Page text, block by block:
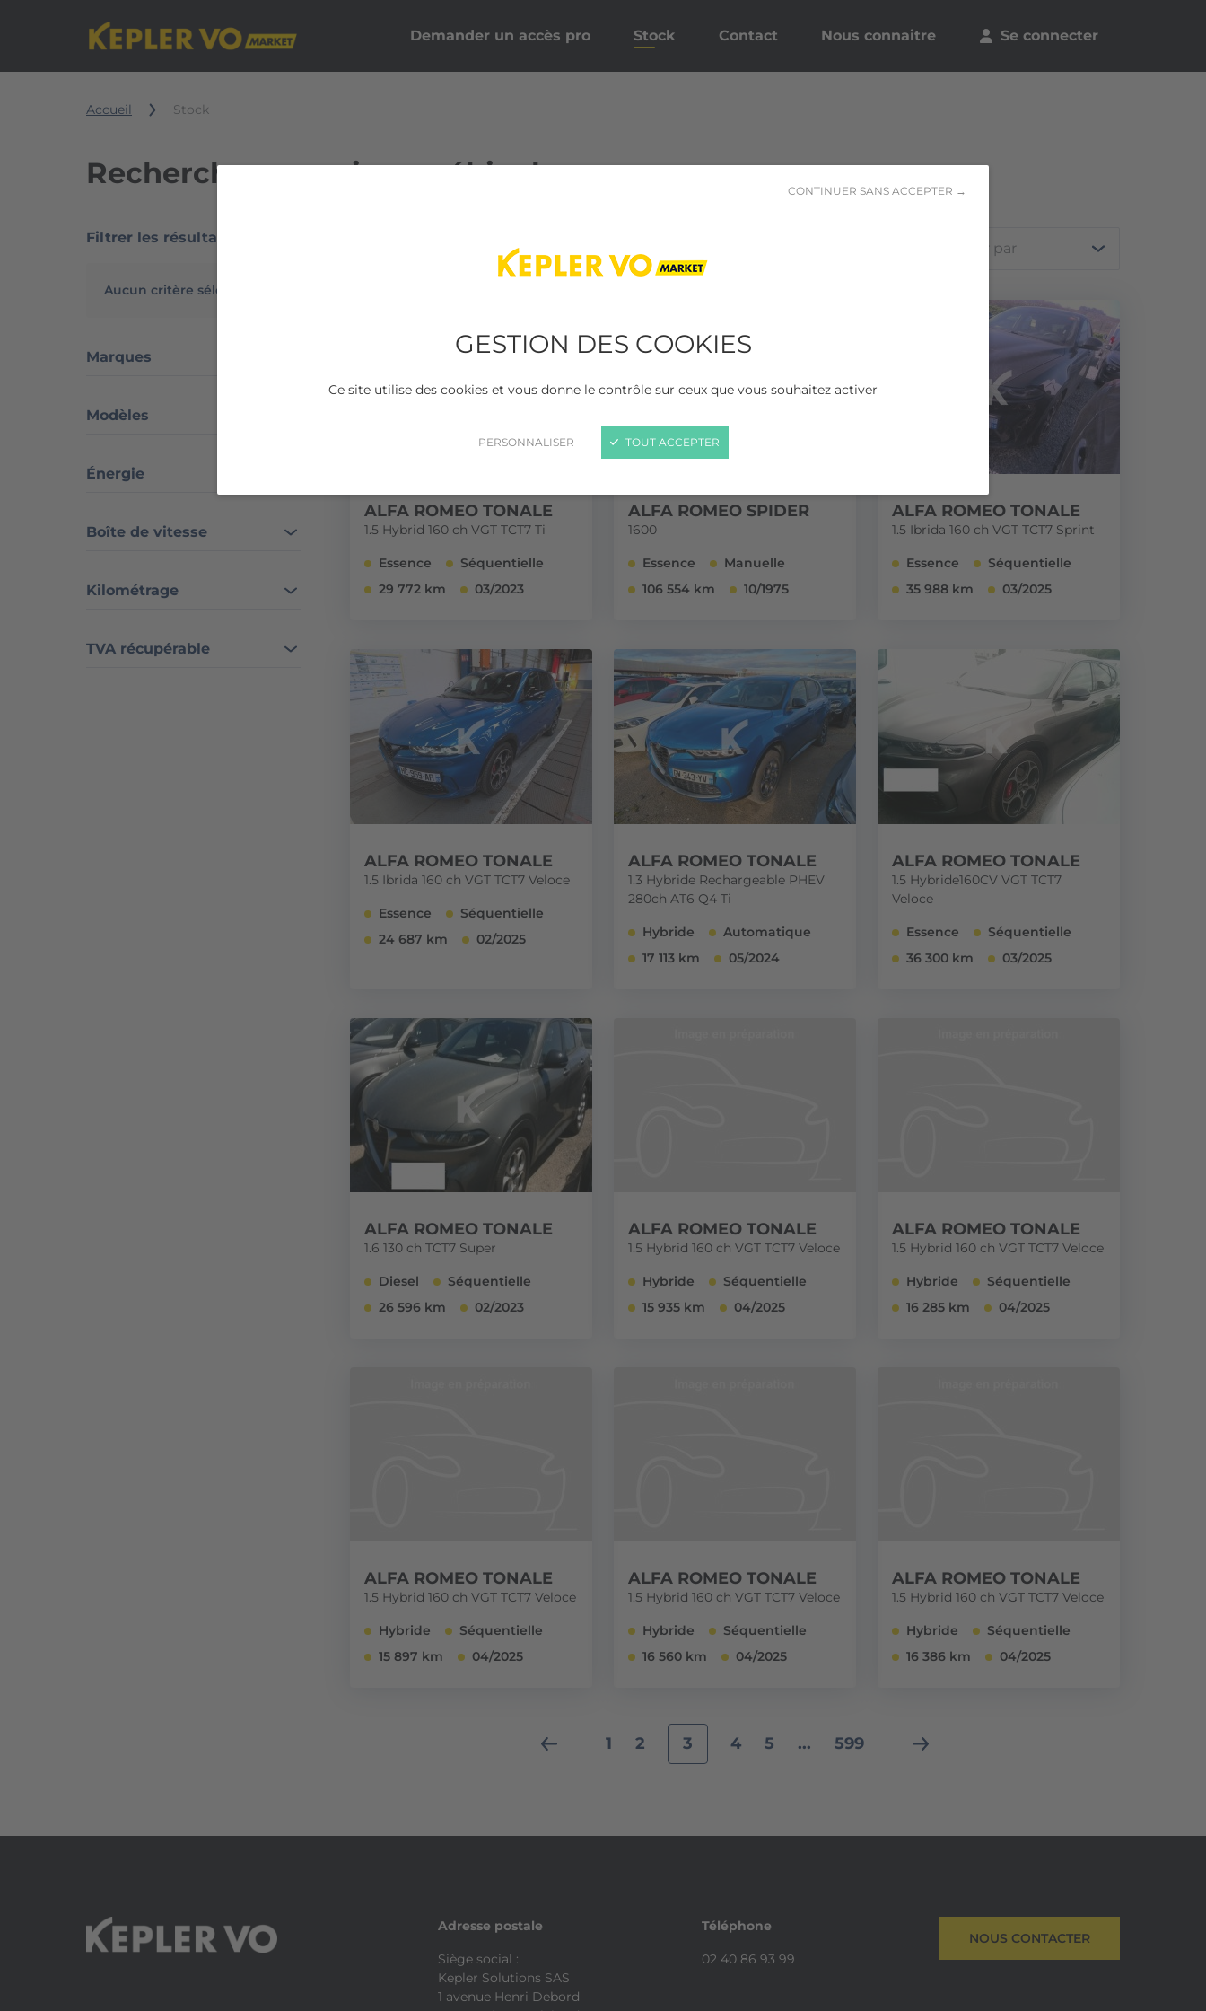
GESTION DES COOKIES
Ce site utilise des cookies et vous donne le contrôle sur ceux que vous souhaitez activer
PERSONNALISER
CONTINUER SANS ACCEPTER →
TOUT ACCEPTER
Demander un accès pro Stock Contact Nous connaitre Se connecter
Accueil Stock
Recherchez parmi nos véhicules
Filtrer les résultats
Aucun critère sélectionné
Marques
Modèles
Énergie
Boîte de vitesse
Kilométrage
TVA récupérable
Trier par
ALFA ROMEO TONALE
1.5 Hybrid 160 ch VGT TCT7 Ti
Essence
Séquentielle
29 772 km
03/2023
ALFA ROMEO SPIDER
1600
Essence
Manuelle
106 554 km
10/1975
ALFA ROMEO TONALE
1.5 Ibrida 160 ch VGT TCT7 Sprint
Essence
Séquentielle
35 988 km
03/2025
ALFA ROMEO TONALE
1.5 Ibrida 160 ch VGT TCT7 Veloce
Essence
Séquentielle
24 687 km
02/2025
ALFA ROMEO TONALE
1.3 Hybride Rechargeable PHEV
280ch AT6 Q4 Ti
Hybride
Automatique
17 113 km
05/2024
ALFA ROMEO TONALE
1.5 Hybride160CV VGT TCT7
Veloce
Essence
Séquentielle
36 300 km
03/2025
ALFA ROMEO TONALE
1.6 130 ch TCT7 Super
Diesel
Séquentielle
26 596 km
02/2023
ALFA ROMEO TONALE
1.5 Hybrid 160 ch VGT TCT7 Veloce
Hybride
Séquentielle
15 935 km
04/2025
ALFA ROMEO TONALE
1.5 Hybrid 160 ch VGT TCT7 Veloce
Hybride
Séquentielle
16 285 km
04/2025
ALFA ROMEO TONALE
1.5 Hybrid 160 ch VGT TCT7 Veloce
Hybride
Séquentielle
15 897 km
04/2025
ALFA ROMEO TONALE
1.5 Hybrid 160 ch VGT TCT7 Veloce
Hybride
Séquentielle
16 560 km
04/2025
ALFA ROMEO TONALE
1.5 Hybrid 160 ch VGT TCT7 Veloce
Hybride
Séquentielle
16 386 km
04/2025
1 2 3 4 5 ... 599
Adresse postale
Siège social :
Kepler Solutions SAS
1 avenue Henri Debord
Téléphone
02 40 86 93 99
NOUS CONTACTER